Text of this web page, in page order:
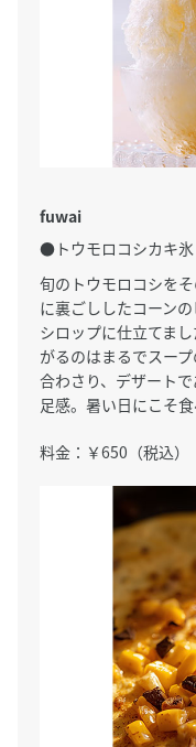
fuwai
●トウモロコシカキ氷
旬のトウモロコシを
に裏ごししたコーン
シロップに仕立てま
がるのはまるでスー
合わさり、デザート
足感。暑い日にこそ
料金：￥650（税込）